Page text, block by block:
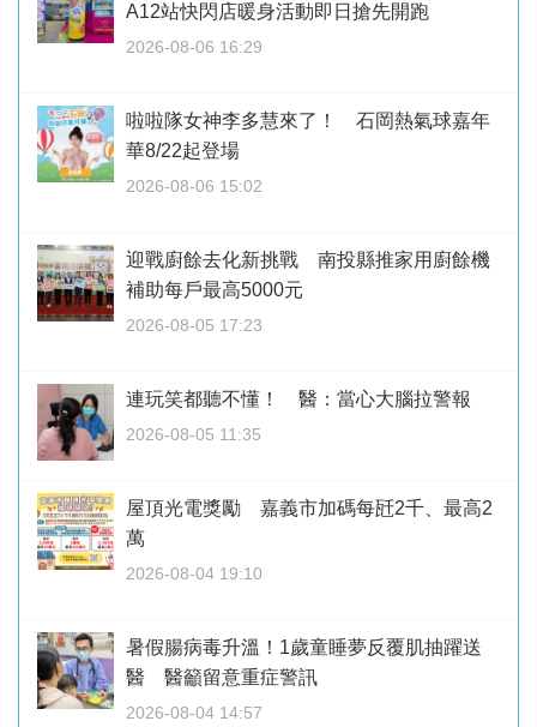
A12站快閃店暖身活動即日搶先開跑
2026-08-06 16:29
啦啦隊女神李多慧來了！ 石岡熱氣球嘉年
華8/22起登場
2026-08-06 15:02
迎戰廚餘去化新挑戰 南投縣推家用廚餘機
補助每戶最高5000元
2026-08-05 17:23
連玩笑都聽不懂！ 醫：當心大腦拉警報
2026-08-05 11:35
屋頂光電獎勵 嘉義市加碼每瓩2千、最高2
萬
2026-08-04 19:10
暑假腸病毒升溫！1歲童睡夢反覆肌抽躍送
醫 醫籲留意重症警訊
2026-08-04 14:57